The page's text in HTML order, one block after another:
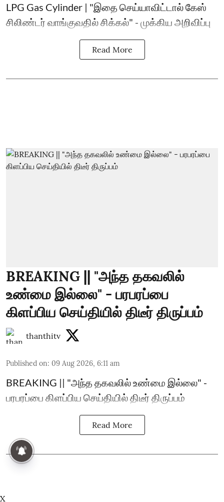
LPG Gas Cylinder | "இதை செய்யாவிட்டால் கேஸ்
சிலிண்டர் வாங்குவதில் சிக்கல்" - முக்கிய அறிவிப்பு
Read More
BREAKING || "அந்த தகவலில்
உண்மை இல்லை" - பரபரப்பை
கிளப்பிய செய்தியில் திடீர் திருப்பம்
thanthitv
Published on: 09 Aug 2026, 6:11 am
BREAKING || "அந்த தகவலில் உண்மை இல்லை" -
பரபரப்பை கிளப்பிய செய்தியில் திடீர் திருப்பம்
Read More
X